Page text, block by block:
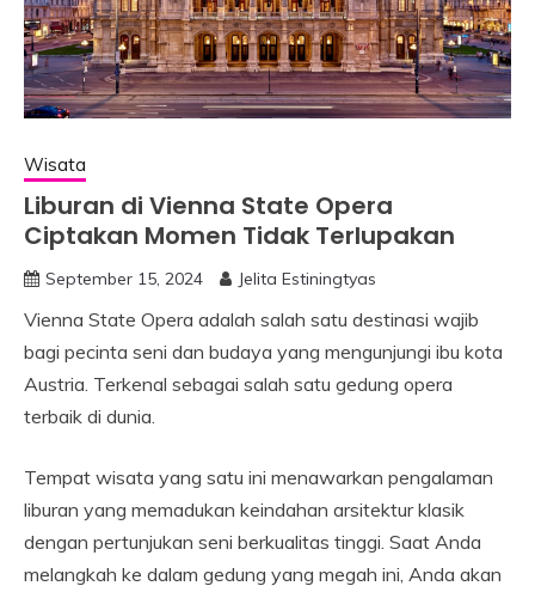
Wisata
Liburan di Vienna State Opera
Ciptakan Momen Tidak Terlupakan
September 15, 2024 Jelita Estiningtyas
Vienna State Opera adalah salah satu destinasi wajib
bagi pecinta seni dan budaya yang mengunjungi ibu kota
Austria. Terkenal sebagai salah satu gedung opera
terbaik di dunia.
Tempat wisata yang satu ini menawarkan pengalaman
liburan yang memadukan keindahan arsitektur klasik
dengan pertunjukan seni berkualitas tinggi. Saat Anda
melangkah ke dalam gedung yang megah ini, Anda akan